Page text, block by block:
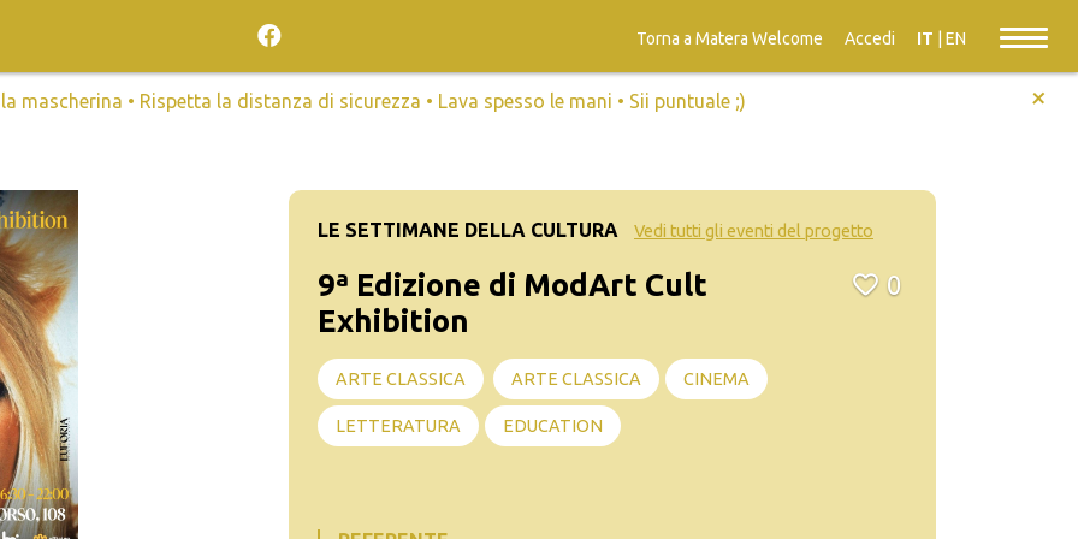
Torna a Matera Welcome Accedi IT EN
la mascherina • Rispetta la distanza di sicurezza • Lava spesso le mani • Sii puntuale ;) +
LE SETTIMANE DELLA CULTURA Vedi tutti gli eventi del progetto
9ª Edizione di ModArt Cult
Exhibition
0
ARTE CLASSICA ARTE CLASSICA CINEMA
LETTERATURA EDUCATION